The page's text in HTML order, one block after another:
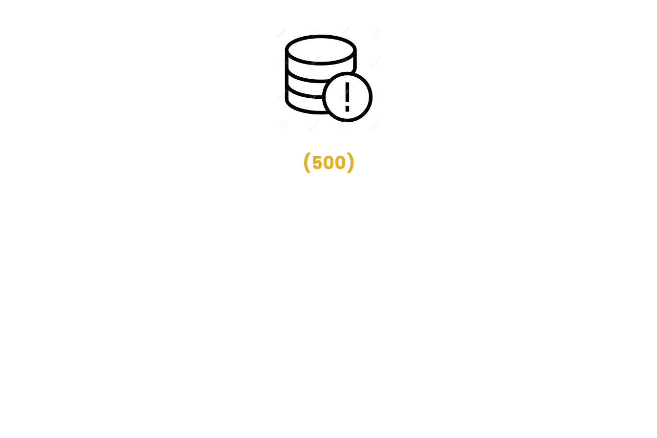
(500)